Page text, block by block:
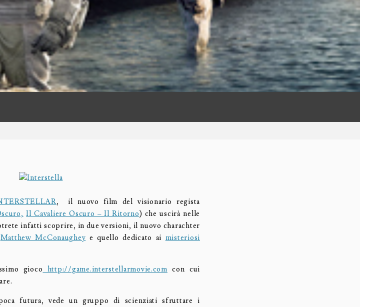
, il nuovo film del visionario regista
Il Cavaliere Oscuro – Il Ritorno) che uscirà nelle
infatti scoprire, in due versioni, il nuovo charachter
Matthew McConaughey e quello dedicato ai misteriosi
gioco http://game.interstellarmovie.com con cui
futura, vede un gruppo di scienziati sfruttare i